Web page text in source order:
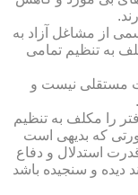
از مشاغل آزاد به
به تنظیم تمامی
مستقلی نیست و
را مکلف به تنظیم
که بدیهی است
استدلال و دفاع
دیده و سنجیده باشد